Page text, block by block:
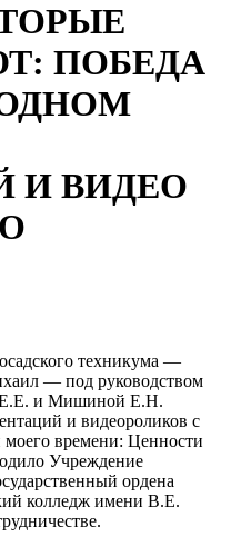
ПОБЕДА
И ВИДЕО
техникума —
— под руководством
Е.Е. и Мишиной Е.Н.
и видеороликов с
времени: Ценности
Учреждение
ордена
колледж имени В.Е.